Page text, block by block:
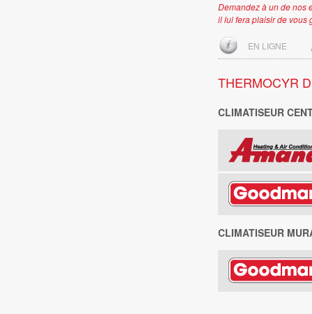
Demandez à un de nos
il lui fera plaisir de vous
EN LIGNE
THERMOCYR
CLIMATISEUR
CLIMATISEUR